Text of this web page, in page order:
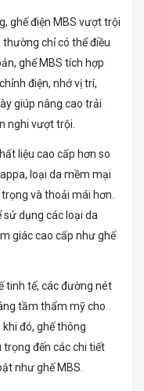
ghế điện MBS vượt trội
chỉ có thể điều
ghế MBS tích hợp
điện, nhớ vị trí,
giúp nâng cao trải
nghi vượt trội.
liệu cao cấp hơn so
loại da mềm mại
và thoải mái hơn.
dụng các loại da
giác cao cấp như ghế
tinh tế, các đường nét
tầm thẩm mỹ cho
đó, ghế thông
đến các chi tiết
như ghế MBS.